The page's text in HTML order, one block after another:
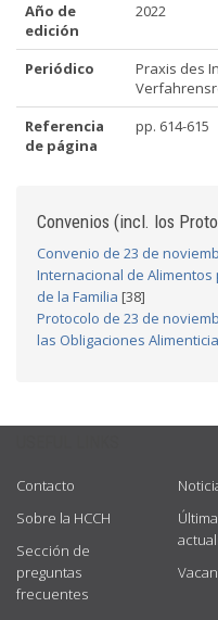
Año de
edición
2022
Periódico
Praxis des
Referencia
de página
pp. 614-615
Convenios (incl. los
Convenio de 23 de
Internacional de
de la Familia [38]
Protocolo de 23 de
las Obligaciones
Contacto
Sobre la HCCH
Sección de
preguntas
frecuentes